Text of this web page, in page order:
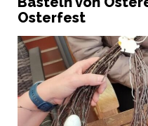
Osterfest